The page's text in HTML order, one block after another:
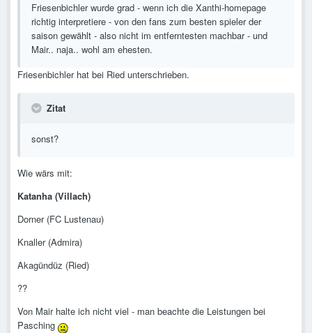
Friesenbichler wurde grad - wenn ich die Xanthi-homepage
richtig interpretiere - von den fans zum besten spieler der
saison gewählt - also nicht im entferntesten machbar - und
Mair.. naja.. wohl am ehesten.
Friesenbichler hat bei Ried unterschrieben.
Zitat
sonst?
Wie wärs mit:
Katanha (Villach)
Dorner (FC Lustenau)
Knaller (Admira)
Akagündüz (Ried)
??
Von Mair halte ich nicht viel - man beachte die Leistungen bei
Pasching